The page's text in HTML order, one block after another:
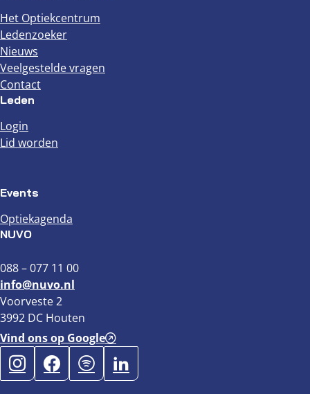
Het Optiekcentrum
Ledenzoeker
Nieuws
Veelgestelde vragen
Contact
Leden
Login
Lid worden
Events
Optiekagenda
NUVO
088 – 077 11 00
info@nuvo.nl
Voorveste 2
3992 DC Houten
Vind ons op Google